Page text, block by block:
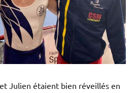
Julien étaient bien réveillés en